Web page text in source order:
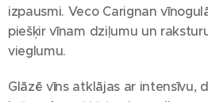
izpausmi. Veco Carignan
piešķir vīnam dziļumu un
vieglumu.
Glāzē vīns atklājas ar intensīvu,